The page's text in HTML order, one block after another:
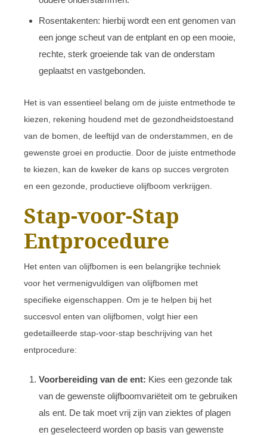
Rosentakenten: hierbij wordt een ent genomen van
een jonge scheut van de entplant en op een mooie,
rechte, sterk groeiende tak van de onderstam
geplaatst en vastgebonden.
Het is van essentieel belang om de juiste entmethode te
kiezen, rekening houdend met de gezondheidstoestand
van de bomen, de leeftijd van de onderstammen, en de
gewenste groei en productie. Door de juiste entmethode
te kiezen, kan de kweker de kans op succes vergroten
en een gezonde, productieve olijfboom verkrijgen.
Stap-voor-Stap
Entprocedure
Het enten van olijfbomen is een belangrijke techniek
voor het vermenigvuldigen van olijfbomen met
specifieke eigenschappen. Om je te helpen bij het
succesvol enten van olijfbomen, volgt hier een
gedetailleerde stap-voor-stap beschrijving van het
entprocedure:
Voorbereiding van de ent: Kies een gezonde tak
van de gewenste olijfboomvariëteit om te gebruiken
als ent. De tak moet vrij zijn van ziektes of plagen
en geselecteerd worden op basis van gewenste